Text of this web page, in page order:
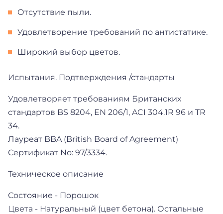
Отсутствие пыли.
Удовлетворение требований по антистатике.
Широкий выбор цветов.
Испытания. Подтверждения /стандарты
Удовлетворяет требованиям Британских
стандартов BS 8204, EN 206/1, ACI 304.1R 96 и TR
34.
Лауреат BBA (British Board of Agreement)
Сертификат No: 97/3334.
Техническое описание
Состояние - Порошок
Цвета - Натуральный (цвет бетона). Остальные